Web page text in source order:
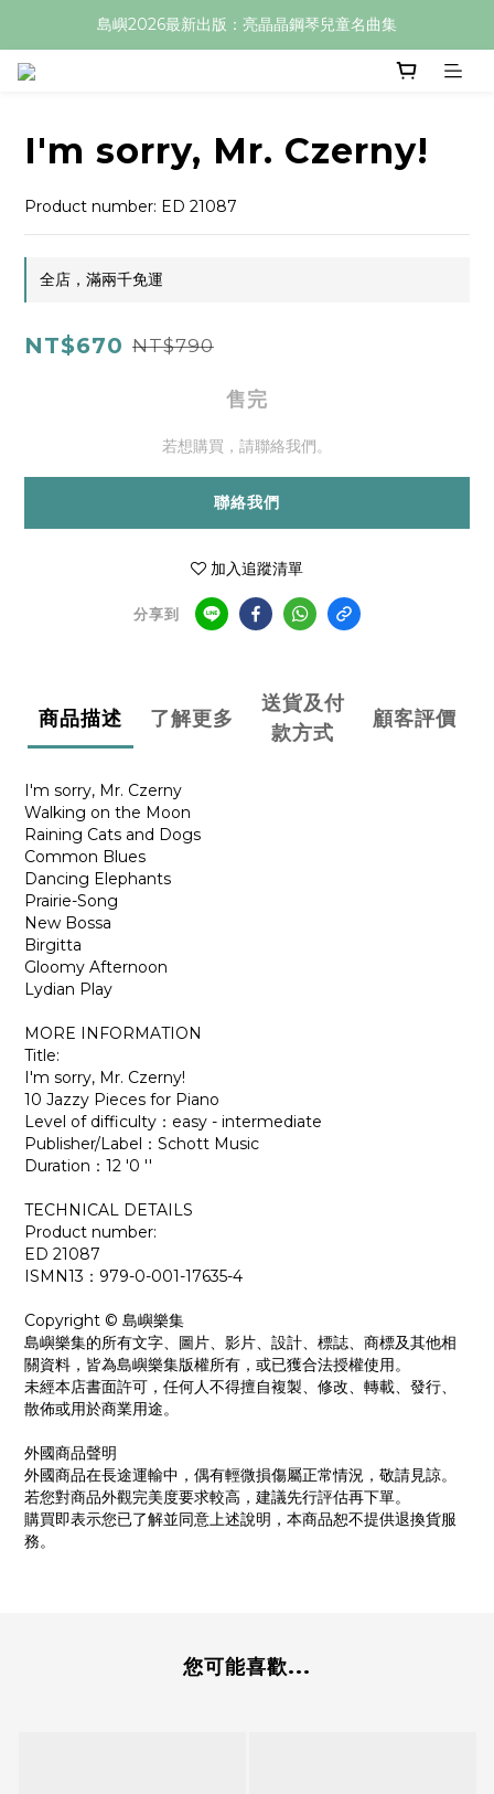
島嶼2026最新出版：亮晶晶鋼琴兒童名曲集
I'm sorry, Mr. Czerny!
Product number: ED 21087
全店，滿兩千免運
NT$670 NT$790
售完
若想購買，請聯絡我們。
聯絡我們
加入追蹤清單
分享到
商品描述 了解更多
送貨及付
款方式
顧客評價
I'm sorry, Mr. Czerny
Walking on the Moon
Raining Cats and Dogs
Common Blues
Dancing Elephants
Prairie-Song
New Bossa
Birgitta
Gloomy Afternoon
Lydian Play
MORE INFORMATION
Title:
I'm sorry, Mr. Czerny!
10 Jazzy Pieces for Piano
Level of difficulty：easy - intermediate
Publisher/Label：Schott Music
Duration：12 ′0 ′′
TECHNICAL DETAILS
Product number:
ED 21087
ISMN13：979-0-001-17635-4
Copyright © 島嶼樂集
島嶼樂集的所有文字、圖片、影片、設計、標誌、商標及其他相
關資料，皆為島嶼樂集版權所有，或已獲合法授權使用。
未經本店書面許可，任何人不得擅自複製、修改、轉載、發行、
散佈或用於商業用途。
外國商品聲明
外國商品在長途運輸中，偶有輕微損傷屬正常情況，敬請見諒。
若您對商品外觀完美度要求較高，建議先行評估再下單。
購買即表示您已了解並同意上述說明，本商品恕不提供退換貨服
務。
您可能喜歡...